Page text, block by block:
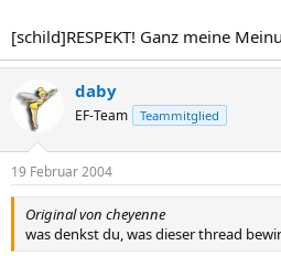
Mcih nervt es wirklich, wenn es hier
nach dem anderen udn schreibt, ich
Wie im Kindergarten.
Wer gehen will son gehn, aber mit
[schild]RESPEKT! Ganz meine
daby
EF-Team Teammitglied
19 Februar 2004
Original von cheyenne
was denkst du, was dieser thread